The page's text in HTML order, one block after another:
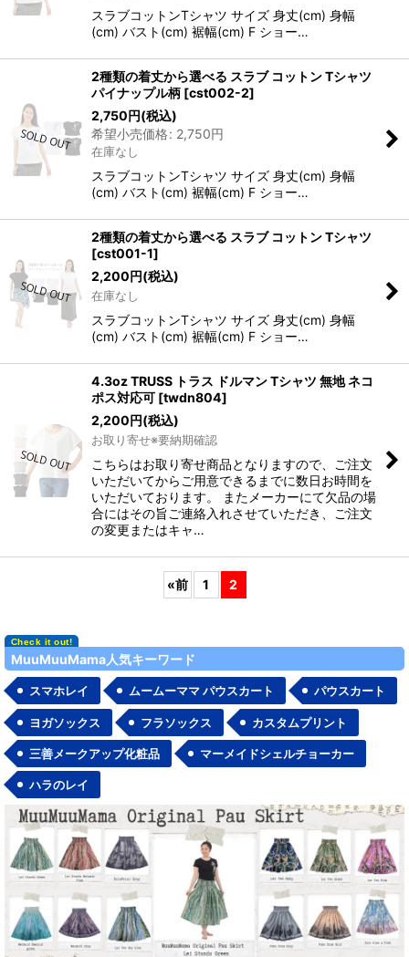
スラブコットンTシャツ サイズ 身丈(cm) 身幅
(cm) バスト(cm) 裾幅(cm) F ショー…
2種類の着丈から選べる スラブ コットン Tシャツ
パイナップル柄 [cst002-2]
2,750円(税込)
希望小売価格: 2,750円
在庫なし
スラブコットンTシャツ サイズ 身丈(cm) 身幅
(cm) バスト(cm) 裾幅(cm) F ショー…
2種類の着丈から選べる スラブ コットン Tシャツ
[cst001-1]
2,200円(税込)
在庫なし
スラブコットンTシャツ サイズ 身丈(cm) 身幅
(cm) バスト(cm) 裾幅(cm) F ショー…
4.3oz TRUSS トラス ドルマン Tシャツ 無地 ネコ
ポス対応可 [twdn804]
2,200円(税込)
お取り寄せ※要納期確認
こちらはお取り寄せ商品となりますので、ご注文
いただいてからご用意できるまでに数日お時間を
いただいております。 またメーカーにて欠品の場
合にはその旨ご連絡入れさせていただき、ご注文
の変更またはキャ…
«前 1 2
MuuMuuMama人気キーワード
スマホレイ ムームーママ パウスカート パウスカート
ヨガソックス フラソックス カスタムプリント
三善メークアップ化粧品 マーメイドシェルチョーカー
ハラのレイ